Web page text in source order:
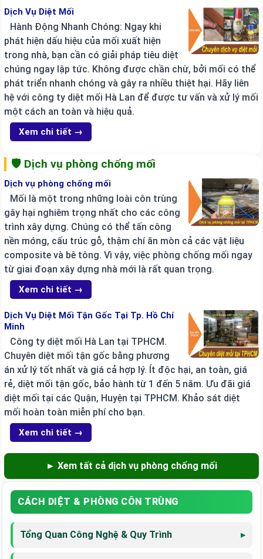
Dịch Vụ Diệt Mối
Hành Động Nhanh Chóng: Ngay khi
phát hiện dấu hiệu của mối xuất hiện
trong nhà, bạn cần có giải pháp tiêu diệt
chúng ngay lập tức. Không được chần chừ, bởi mối có thể
phát triển nhanh chóng và gây ra nhiều thiệt hại. Hãy liên
hệ với công ty diệt mối Hà Lan để được tư vấn và xử lý mối
một cách an toàn và hiệu quả.
Xem chi tiết →
🛡️ Dịch vụ phòng chống mối
Dịch vụ phòng chống mối
Mối là một trong những loài côn trùng
gây hại nghiêm trọng nhất cho các công
trình xây dựng. Chúng có thể tấn công
nền móng, cấu trúc gỗ, thậm chí ăn mòn cả các vật liệu
composite và bê tông. Vì vậy, việc phòng chống mối ngay
từ giai đoạn xây dựng nhà mới là rất quan trọng.
Xem chi tiết →
Dịch Vụ Diệt Mối Tận Gốc Tại Tp. Hồ Chí
Minh
Công ty diệt mối Hà Lan tại TPHCM.
Chuyên diệt mối tận gốc bằng phương
án xử lý tốt nhất và giá cả hợp lý. Ít độc hại, an toàn, giá
rẻ, diệt mối tận gốc, bảo hành từ 1 đến 5 năm. Ưu đãi giá
diệt mối tại các Quận, Huyện tại TPHCM. Khảo sát diệt
mối hoàn toàn miễn phí cho bạn.
Xem chi tiết →
► Xem tất cả dịch vụ phòng chống mối
CÁCH DIỆT & PHÒNG CÔN TRÙNG
Tổng Quan Công Nghệ & Quy Trình